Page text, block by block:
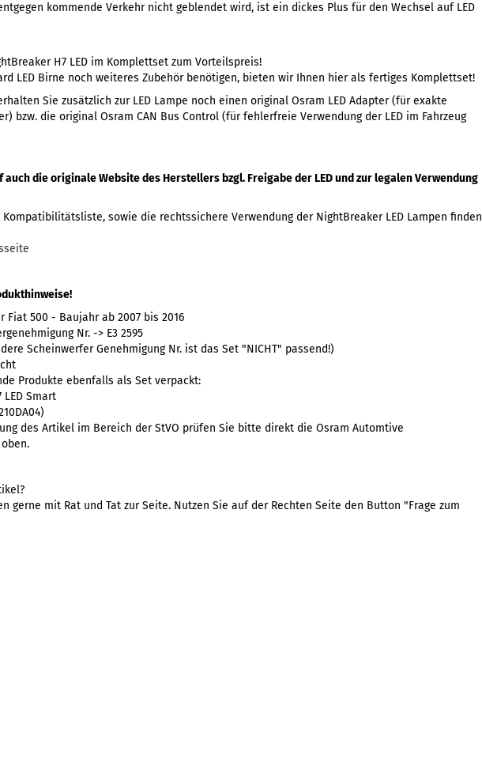
kommende Verkehr nicht geblendet wird, ist ein dickes Plus für den Wechsel auf LED
H7 LED im Komplettset zum Vorteilspreis!
LED Birne noch weiteres Zubehör benötigen, bieten wir Ihnen hier als fertiges Komplettset!
Sie zusätzlich zur LED Lampe noch einen original Osram LED Adapter (für exakte
bzw. die original Osram CAN Bus Control (für fehlerfreie Verwendung der LED im Fahrzeug
die originale Website des Herstellers bzgl. Freigabe der LED und zur legalen Verwendung
sowie die rechtssichere Verwendung der NightBreaker LED Lampen finden
Fiat 500 - Baujahr ab 2007 bis 2016
Nr. -> E3 2595
Scheinwerfer Genehmigung Nr. ist das Set "NICHT" passend!)
Produkte ebenfalls als Set verpackt:
Smart
des Artikel im Bereich der StVO prüfen Sie bitte direkt die Osram Automtive
gerne mit Rat und Tat zur Seite. Nutzen Sie auf der Rechten Seite den Button "Frage zum